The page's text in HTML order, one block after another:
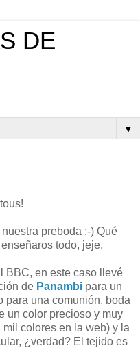
DE
▼
preboda :-) Qué
todo, jeje.
BBC, en este caso llevé
de Panambipara un
para una comunión, boda
un color precioso y muy
colores en la web) y la
¿verdad? El tejido es